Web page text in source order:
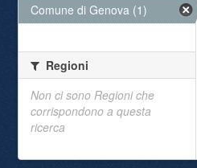
Comune di Genova (1)
Regioni
Non ci sono Regioni che
corrispondono a questa
ricerca